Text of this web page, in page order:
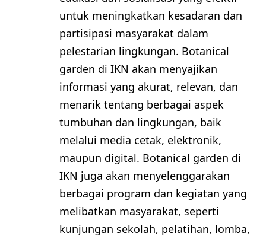
untuk meningkatkan kesadaran dan
partisipasi masyarakat dalam
pelestarian lingkungan. Botanical
garden di IKN akan menyajikan
informasi yang akurat, relevan, dan
menarik tentang berbagai aspek
tumbuhan dan lingkungan, baik
melalui media cetak, elektronik,
maupun digital. Botanical garden di
IKN juga akan menyelenggarakan
berbagai program dan kegiatan yang
melibatkan masyarakat, seperti
kunjungan sekolah, pelatihan, lomba,